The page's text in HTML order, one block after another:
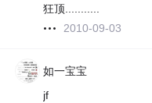
狂顶...........
2010-09-03
如一宝宝
jf